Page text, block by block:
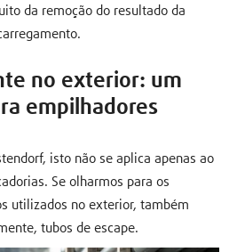
da remoção do resultado da
no exterior: um
empilhadores
isto não se aplica apenas ao
Se olharmos para os
utilizados no exterior, também
tubos de escape.